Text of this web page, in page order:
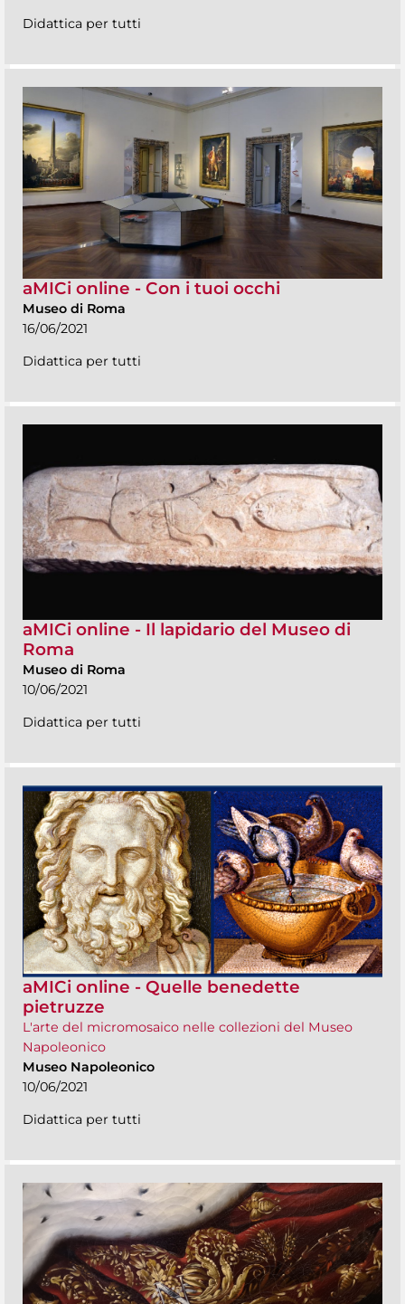
Didattica per tutti
aMICi online - Con i tuoi occhi
Museo di Roma
16/06/2021
Didattica per tutti
aMICi online - Il lapidario del Museo di
Roma
Museo di Roma
10/06/2021
Didattica per tutti
aMICi online - Quelle benedette
pietruzze
L'arte del micromosaico nelle collezioni del Museo
Napoleonico
Museo Napoleonico
10/06/2021
Didattica per tutti